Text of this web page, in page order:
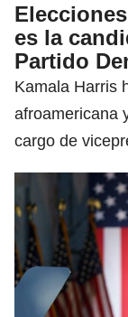
es la
Partido
Kamala Harris
afroamericana
cargo de